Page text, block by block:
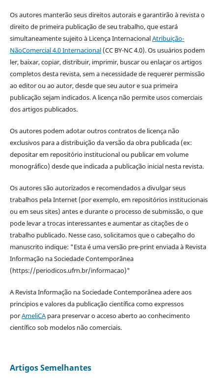
Os autores manterão seus direitos autorais e garantirão à revista o
direito de primeira publicação de seu trabalho, que estará
simultaneamente sujeito à Licença InternacionalAtribuição-
NãoComercial 4.0 Internacional(CC BY-NC 4.0). Os usuários podem
ler, baixar, copiar, distribuir, imprimir, buscar ou enlaçar os artigos
completos desta revista, sem a necessidade de requerer permissão
ao editor ou ao autor, desde que seu autor e sua primeira
publicação sejam indicados. A licença não permite usos comerciais
dos artigos publicados.
Os autores podem adotar outros contratos de licença não
exclusivos para a distribuição da versão da obra publicada (ex:
depositar em repositório institucional ou publicar em volume
monográfico) desde que indicada a publicação inicial nesta revista.
Os autores são autorizados e recomendados a divulgar seus
trabalhos pela Internet (por exemplo, em repositórios institucionais
ou em seus sites) antes e durante o processo de submissão, o que
pode levar a trocas interessantes e aumentar as citações de o
trabalho publicado. Nesse caso, solicitamos que o cabeçalho do
manuscrito indique: "Esta é uma versão pre-print enviada à Revista
Informação na Sociedade Contemporânea
(https://periodicos.ufrn.br/informacao)"
A Revista Informação na Sociedade Contemporânea adere aos
principios e valores da publicação científica como expressos
porAmeliCApara preservar o acceso aberto ao conhecimento
científico sob modelos não comerciais.
Artigos Semelhantes